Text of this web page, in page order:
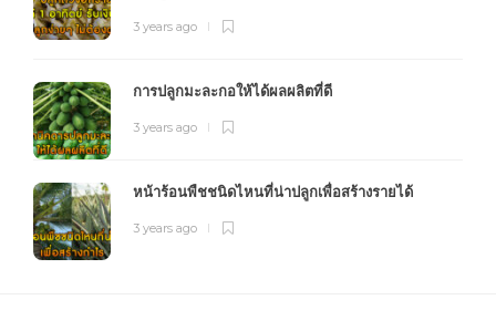
3 years ago
การปลูกมะละกอให้ได้ผลผลิตที่ดี
3 years ago
หน้าร้อนพืชชนิดไหนที่น่าปลูกเพื่อสร้างรายได้
3 years ago